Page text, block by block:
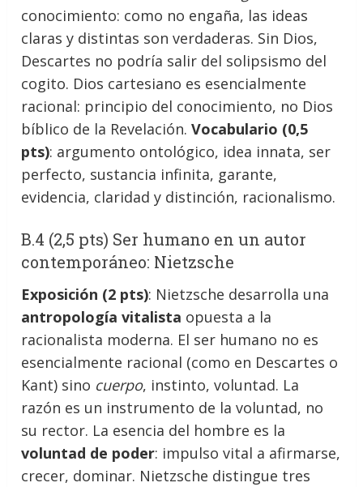
conocimiento: como no engaña, las ideas
claras y distintas son verdaderas. Sin Dios,
Descartes no podría salir del solipsismo del
cogito. Dios cartesiano es esencialmente
racional: principio del conocimiento, no Dios
bíblico de la Revelación.Vocabulario (0,5
pts): argumento ontológico, idea innata, ser
perfecto, sustancia infinita, garante,
evidencia, claridad y distinción, racionalismo.
B.4 (2,5 pts) Ser humano en un autor
contemporáneo: Nietzsche
Exposición (2 pts): Nietzsche desarrolla una
antropología vitalista opuesta a la
racionalista moderna. El ser humano no es
esencialmente racional (como en Descartes o
Kant) sino cuerpo, instinto, voluntad. La
razón es un instrumento de la voluntad, no
su rector. La esencia del hombre es la
voluntad de poder: impulso vital a afirmarse,
crecer, dominar. Nietzsche distingue tres